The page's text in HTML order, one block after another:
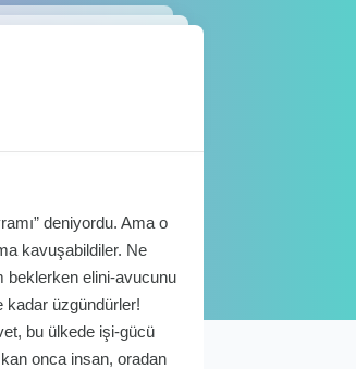
deniyordu. Ama o
kavuşabildiler. Ne
beklerken elini-avucunu
kadar üzgündürler!
bu ülkede işi-gücü
onca insan, oradan